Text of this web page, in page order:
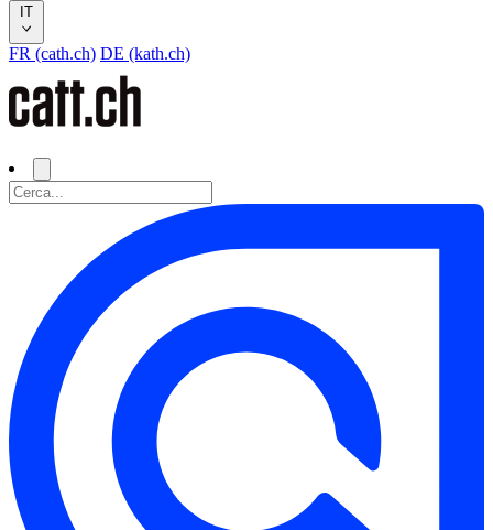
IT
FR (cath.ch) DE (kath.ch)